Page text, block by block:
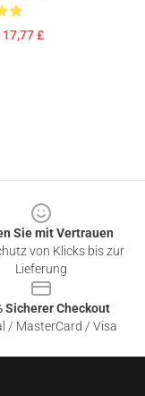
17,77 £
Sie mit Vertrauen
von Klicks bis zur
Lieferung
Sicherer Checkout
/ MasterCard / Visa